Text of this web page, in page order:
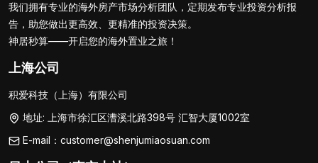
我们拥有专业的海外房产市场分析团队，定期发布专业投资分析报
告，助您做出更高效、更精准的投资决策。
神居秒算——开启您的海外置业之旅！
上海公司
积爱科技（上海）有限公司
地址: 上海市徐汇区漕溪北路398号 汇智大厦1002室
E-mail：customer@shenjumiaosuan.com